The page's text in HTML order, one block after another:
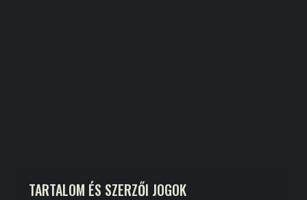
TARTALOM ÉS SZERZŐI JOGOK